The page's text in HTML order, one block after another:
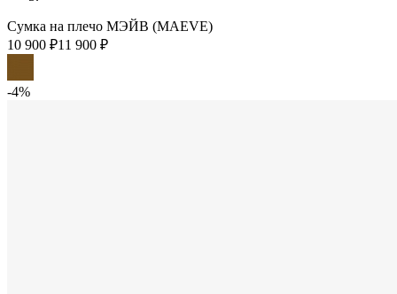
Сумка на плечо МЭЙВ (MAEVE)
10 900 ₽11 900 ₽
-4%